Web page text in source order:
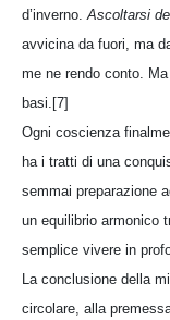
d’inverno. Ascoltarsi
avvicina da fuori, ma
me ne rendo conto.
basi.[7]
Ogni coscienza
ha i tratti di una
semmai preparazione
un equilibrio armonico
semplice vivere in
La conclusione della
circolare, alla